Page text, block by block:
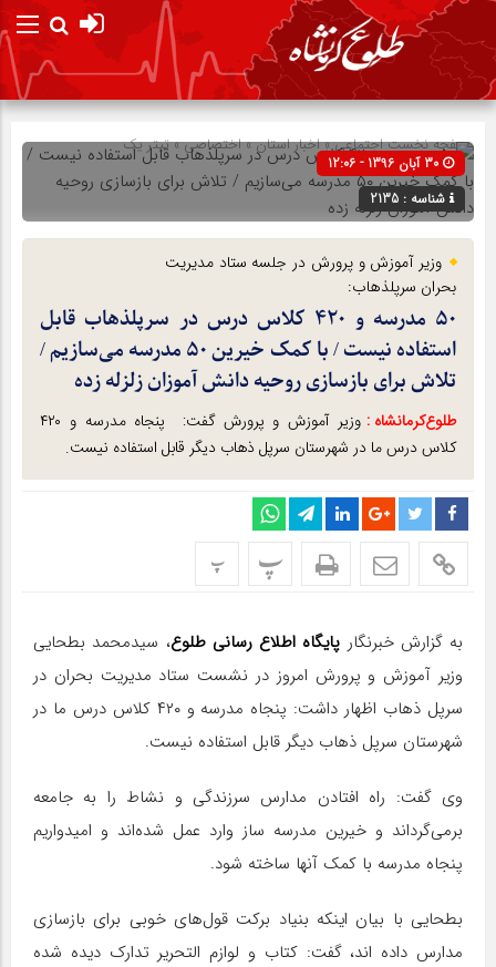
صفحه نخستاجتماعی»اخبار استان»اختصاصی»تیتر یک
شناسه : 2135
وزیر آموزش و پرورش در جلسه ستاد مدیریت
بحران سرپلذهاب:
۵۰ مدرسه و ۴۲۰ کلاس درس در سرپلذهاب قابل
استفاده نیست / با کمک خیرین ۵۰ مدرسه می‌سازیم /
تلاش برای بازسازی روحیه دانش آموزان زلزله زده
طلوع‌‌کرمانشاه :
وزیر آموزش و پرورش گفت: پنجاه مدرسه و ۴۲۰
کلاس درس ما در شهرستان سرپل ذهاب دیگر قابل استفاده نیست.
پ پ
به گزارش خبرنگار پایگاه اطلاع رسانی طلوع، سیدمحمد بطحایی
وزیر آموزش و پرورش امروز در نشست ستاد مدیریت بحران در
سرپل ذهاب اظهار داشت: پنجاه مدرسه و ۴۲۰ کلاس درس ما در
شهرستان سرپل ذهاب دیگر قابل استفاده نیست.
وی گفت: راه افتادن مدارس سرزندگی و نشاط را به جامعه
برمی‌گرداند و خیرین مدرسه ساز وارد‌ عمل شده‌اند و امیدواریم
پنجاه مدرسه با کمک آنها ساخته شود.
بطحایی با بیان اینکه بنیاد برکت قول‌های خوبی برای بازسازی
مدارس داده اند، گفت: کتاب و لوازم التحریر تدارک دیده شده